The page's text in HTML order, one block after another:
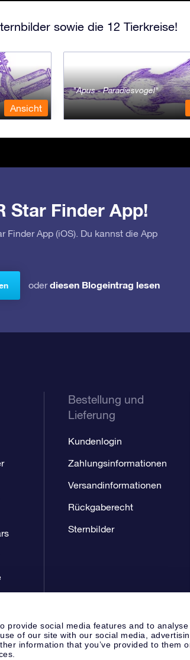
provide social media features and to analyse
of our site with our social media,
information that you’ve provided to them
sowie die 12 Tierkreise!
Ansicht
Apus - Paradiesvogel
Star Finder App!
App (iOS). Du kannst die App
oderdiesen Blogeintrag lesen
Bestellung und
Lieferung
Kundenlogin
Zahlungsinformationen
Versandinformationen
Rückgaberecht
Sternbilder